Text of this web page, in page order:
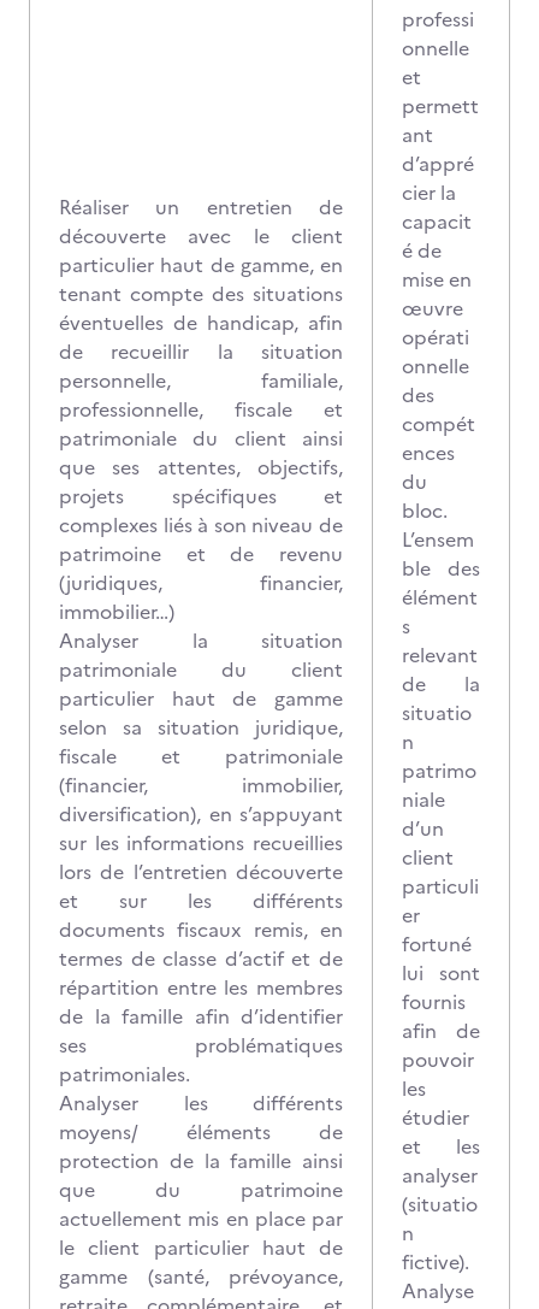
Réaliser un entretien de
découverte avec le client
particulier haut de gamme, en
tenant compte des situations
éventuelles de handicap, afin
de recueillir la situation
personnelle, familiale,
professionnelle, fiscale et
patrimoniale du client ainsi
que ses attentes, objectifs,
projets spécifiques et
complexes liés à son niveau de
patrimoine et de revenu
(juridiques, financier,
immobilier…)
Analyser la situation
patrimoniale du client
particulier haut de gamme
selon sa situation juridique,
fiscale et patrimoniale
(financier, immobilier,
diversification), en s’appuyant
sur les informations recueillies
lors de l’entretien découverte
et sur les différents
documents fiscaux remis, en
termes de classe d’actif et de
répartition entre les membres
de la famille afin d’identifier
ses problématiques
patrimoniales.
Analyser les différents
moyens/ éléments de
protection de la famille ainsi
que du patrimoine
actuellement mis en place par
le client particulier haut de
gamme (santé, prévoyance,
professi
onnelle
et
permett
ant
d’appré
cier la
capacit
é de
mise en
œuvre
opérati
onnelle
des
compét
ences
du
bloc.
L’ensem
ble des
élément
s
relevant
de la
situatio
n
patrimo
niale
d’un
client
particuli
er
fortuné
lui sont
fournis
afin de
pouvoir
les
étudier
et les
analyser
(situatio
n
fictive).
Analyse